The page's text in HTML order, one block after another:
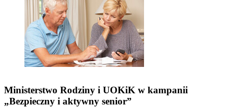
Ministerstwo Rodziny i UOKiK w kampanii
„Bezpieczny i aktywny senior”